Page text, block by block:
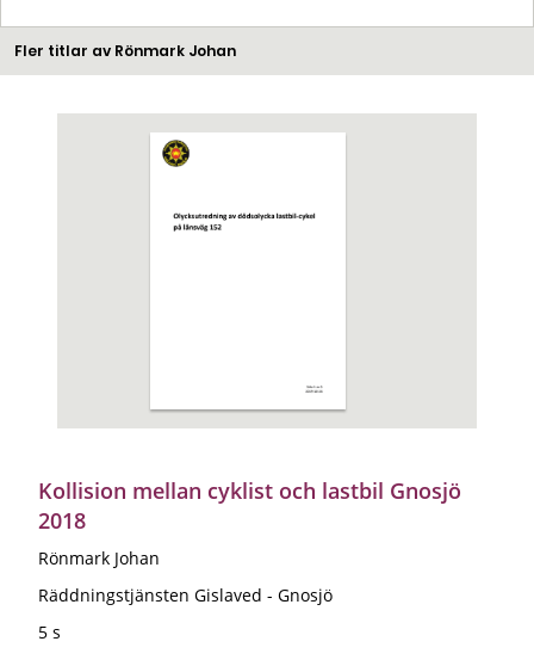
Fler titlar av Rönmark Johan
Kollision mellan cyklist och lastbil Gnosjö
2018
Rönmark Johan
Räddningstjänsten Gislaved - Gnosjö
5 s